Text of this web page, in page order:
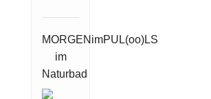
MORGENimPUL(oo)LS
im
Naturbad